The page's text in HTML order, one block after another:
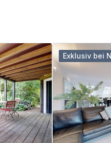
Exklusiv bei